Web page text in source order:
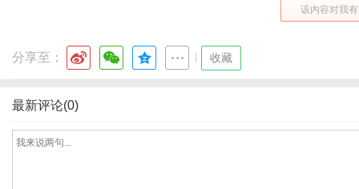
该内容对我
分享至： 收藏
最新评论(0)